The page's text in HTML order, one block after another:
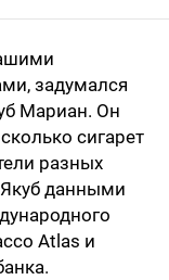
задумался
Мариан. Он
сигарет
разных
данными
Atlas и